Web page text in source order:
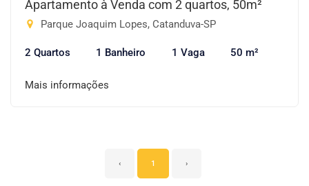
Apartamento à Venda com 2 quartos, 50m²
Parque Joaquim Lopes, Catanduva-SP
2 Quartos 1 Banheiro 1 Vaga 50 m²
Mais informações
‹ 1 ›